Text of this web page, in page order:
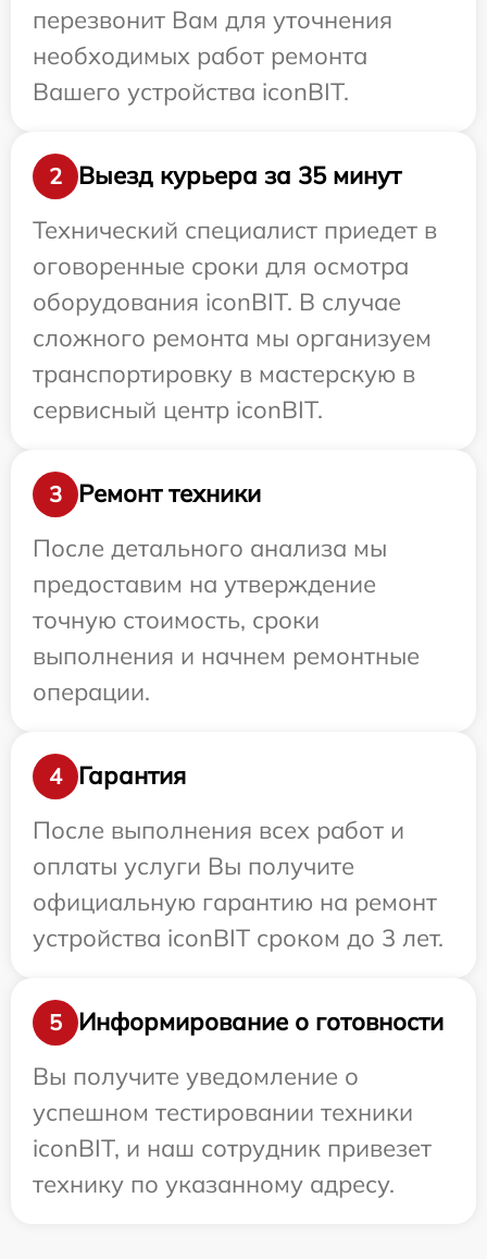
перезвонит Вам для уточнения
необходимых работ ремонта
Вашего устройства iconBIT.
2
Выезд курьера за 35 минут
Технический специалист приедет в
оговоренные сроки для осмотра
оборудования iconBIT. В случае
сложного ремонта мы организуем
транспортировку в мастерскую в
сервисный центр iconBIT.
3
Ремонт техники
После детального анализа мы
предоставим на утверждение
точную стоимость, сроки
выполнения и начнем ремонтные
операции.
4
Гарантия
После выполнения всех работ и
оплаты услуги Вы получите
официальную гарантию на ремонт
устройства iconBIT сроком до 3 лет.
5
Информирование о готовности
Вы получите уведомление о
успешном тестировании техники
iconBIT, и наш сотрудник привезет
технику по указанному адресу.